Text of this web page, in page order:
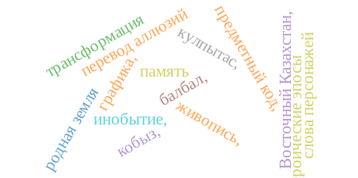
живопись,
графика,
кобыз,
балбал,
кулпытас,предметный код,
инобытие,
память
перевод аллюзий
трансформация Восточный Казахстан,
родная земля героические эпосыслова персонажей